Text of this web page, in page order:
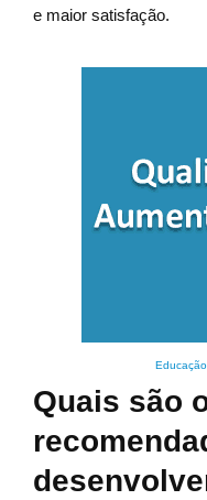
e maior satisfação.
Quais são